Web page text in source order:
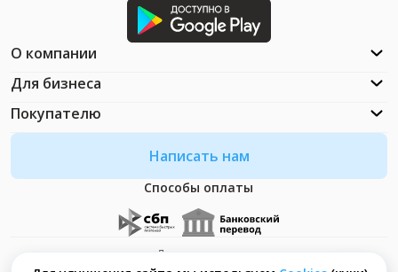
Написать нам
Способы оплаты
О компании
Для бизнеса
Покупателю
Документация